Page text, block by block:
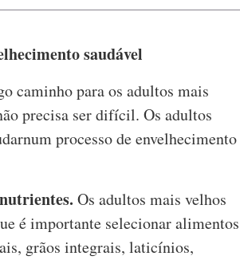
saudável
caminho para os adultos mais
precisa ser difícil. Os adultos
processo de envelhecimento
Os adultos mais velhos
é importante selecionar alimentos
grãos integrais, laticínios,